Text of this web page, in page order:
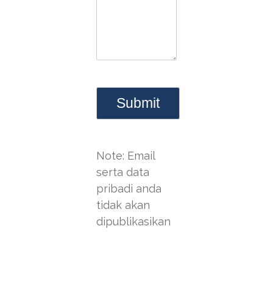
Note: Email
serta data
pribadi anda
tidak akan
dipublikasikan